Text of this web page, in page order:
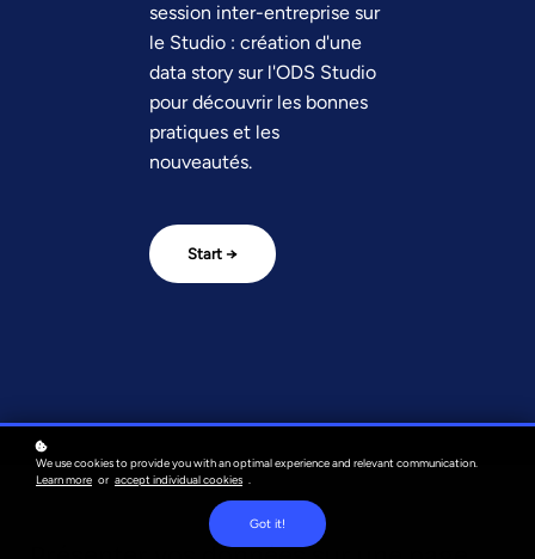
session inter-entreprise sur
le Studio : création d'une
data story sur l'ODS Studio
pour découvrir les bonnes
pratiques et les
nouveautés.
Start →
We use cookies to provide you with an optimal experience and relevant communication.
Learn more or accept individual cookies
Got it!